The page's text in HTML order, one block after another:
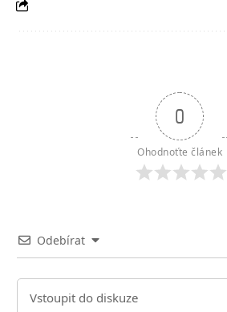
0
Ohodnoťte článek
Odebírat